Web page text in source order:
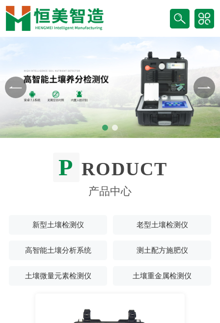
P RODUCT
产品中心
新型土壤检测仪 老型土壤检测仪
高智能土壤分析系统 测土配方施肥仪
土壤微量元素检测仪 土壤重金属检测仪